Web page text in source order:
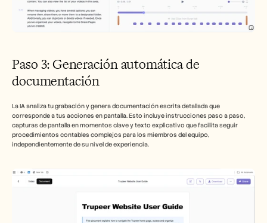
Paso 3: Generación automática de
documentación
La IA analiza tu grabación y genera documentación escrita detallada que
corresponde a tus acciones en pantalla. Esto incluye instrucciones paso a paso,
capturas de pantalla en momentos clave y texto explicativo que facilita seguir
procedimientos contables complejos para los miembros del equipo,
independientemente de su nivel de experiencia.